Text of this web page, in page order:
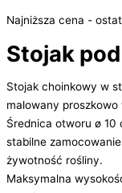
Najniższa cena -
Stojak
Stojak choinkowy w
malowany
Średnica otworu ø 10
stabilne
żywotność rośliny.
Maksymalna